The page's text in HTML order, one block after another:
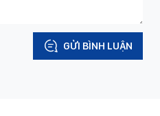
GỬI BÌNH LUẬN